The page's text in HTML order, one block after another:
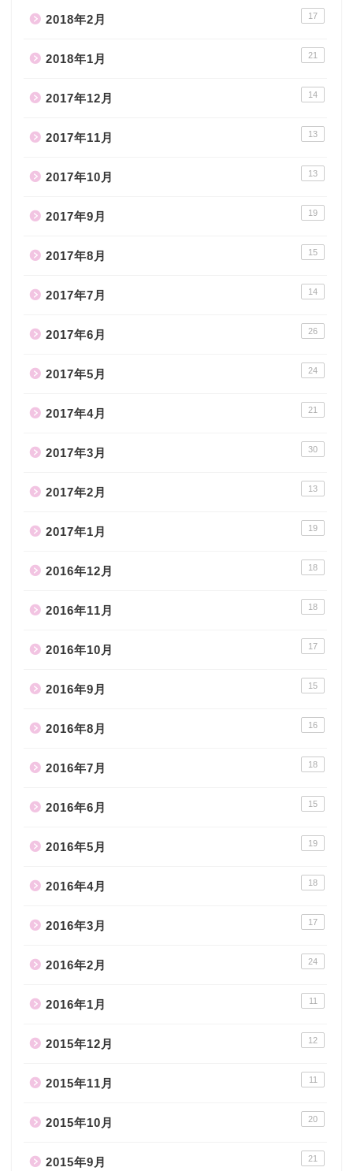
2018年2月 17
2018年1月 21
2017年12月 14
2017年11月 13
2017年10月 13
2017年9月 19
2017年8月 15
2017年7月 14
2017年6月 26
2017年5月 24
2017年4月 21
2017年3月 30
2017年2月 13
2017年1月 19
2016年12月 18
2016年11月 18
2016年10月 17
2016年9月 15
2016年8月 16
2016年7月 18
2016年6月 15
2016年5月 19
2016年4月 18
2016年3月 17
2016年2月 24
2016年1月 11
2015年12月 12
2015年11月 11
2015年10月 20
2015年9月 21